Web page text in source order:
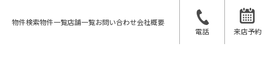
物件検索物件一覧店舗一覧お問い合わせ会社概要
電話
来店予約